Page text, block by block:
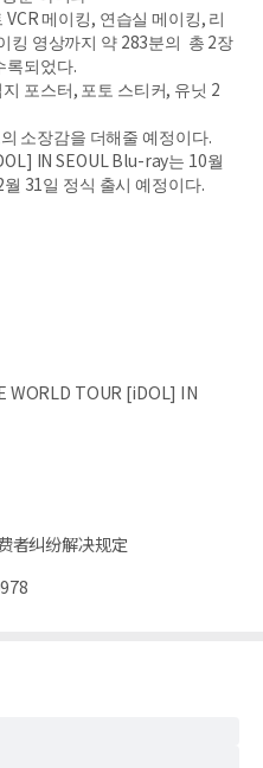
메이킹, 연습실 메이킹, 리
킹 영상까지 약 283분의 총 2장
록되었다.
포스터, 포토 스티커, 유닛 2
소장감을 더해줄 예정이다.
IN SEOUL Blu-ray는 10월
31일 정식 출시 예정이다.
WORLD TOUR [iDOL] IN
者纠纷解决规定